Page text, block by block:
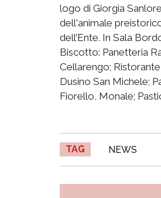
logo di Giorgia
dell'animale
dell’Ente. In Sala
Biscotto: Panetteria
Cellarengo;
Dusino San Michele;
Fiorello, Monale;
TAG NEWS